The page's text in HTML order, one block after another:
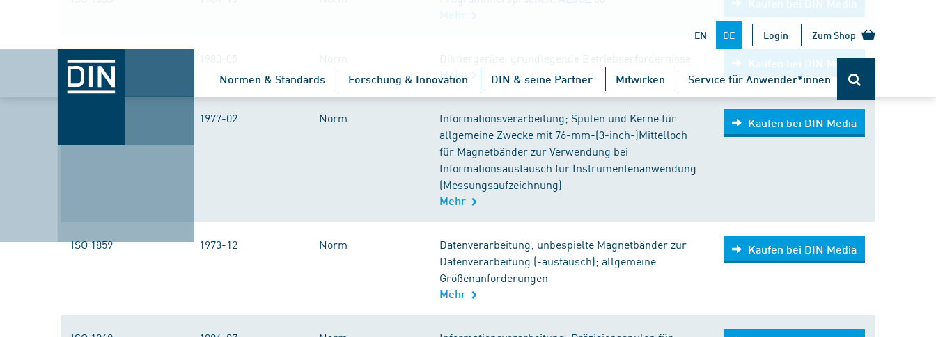
EN DE Login Zum Shop
Normen & Standards Forschung & Innovation DIN & seine Partner Mitwirken Service für Anwender*innen
Kaufen bei DIN Media
ISO 1730 1980-05 Norm Diktiergeräte; grundlegende Betriebserfordernisse
Mehr
Kaufen bei DIN Media
1977-02 Norm
Informationsverarbeitung; Spulen und Kerne für
allgemeine Zwecke mit 76-mm-(3-inch-)Mittelloch
für Magnetbänder zur Verwendung bei
Informationsaustausch für Instrumentenanwendung
(Messungsaufzeichnung)
Mehr
Kaufen bei DIN Media
ISO 1859 1973-12 Norm
Datenverarbeitung; unbespielte Magnetbänder zur
Datenverarbeitung (-austausch); allgemeine
Größenanforderungen
Mehr
Kaufen bei DIN Media